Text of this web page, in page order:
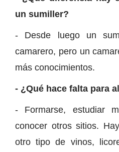
un sumiller?
- Desde luego un
camarero, pero un
más conocimientos.
- ¿Qué hace falta para
- Formarse, estudiar
conocer otros sitios.
otro tipo de vinos,